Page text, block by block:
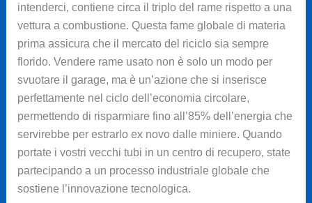
intenderci, contiene circa il triplo del rame rispetto a una
vettura a combustione. Questa fame globale di materia
prima assicura che il mercato del riciclo sia sempre
florido. Vendere rame usato non è solo un modo per
svuotare il garage, ma è un’azione che si inserisce
perfettamente nel ciclo dell’economia circolare,
permettendo di risparmiare fino all’85% dell’energia che
servirebbe per estrarlo ex novo dalle miniere. Quando
portate i vostri vecchi tubi in un centro di recupero, state
partecipando a un processo industriale globale che
sostiene l’innovazione tecnologica.